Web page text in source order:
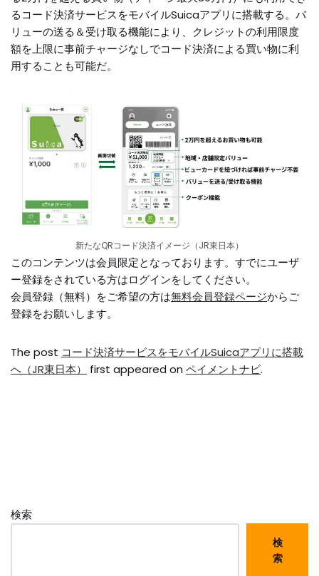
るコード決済サービスをモバイルSuicaアプリに搭載する。バ
リューの送る＆受け取る機能により、クレジットの利用限度
額を上限に事前チャージなしでコード決済による買い物に利
用することも可能だ。
新たなQRコード決済イメージ（JR東日本）
このコンテンツは会員限定となっております。すでにユーザ
ー登録をされている方はログインをしてください。
会員登録（無料）をご希望の方は無料会員登録ページからご
登録をお願いします。
The post コード決済サービスをモバイルSuicaアプリに搭載
へ（JR東日本）
first appeared on ペイメントナビ.
検索
検
索